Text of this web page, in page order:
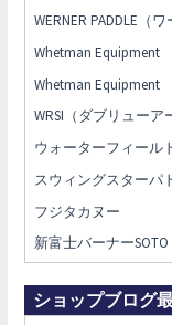
WERNER PADDLE（
Whetman Equipment
Whetman Equipment
WRSI（ダブリューア
ウォーターフィール
スウィングスターパ
フジタカヌー
新富士バーナーSOTO
ショップブログ